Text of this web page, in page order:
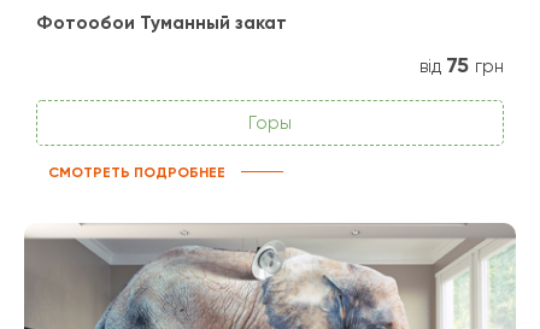
Фотообои Туманный закат
від 75 грн
Горы
СМОТРЕТЬ ПОДРОБНЕЕ